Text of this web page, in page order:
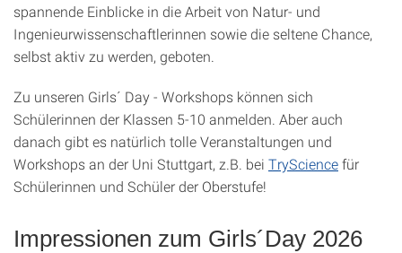
spannende Einblicke in die Arbeit von Natur- und
Ingenieurwissenschaftlerinnen sowie die seltene Chance,
selbst aktiv zu werden, geboten.
Zu unseren Girls´ Day - Workshops können sich
Schülerinnen der Klassen 5-10 anmelden. Aber auch
danach gibt es natürlich tolle Veranstaltungen und
Workshops an der Uni Stuttgart, z.B. bei TrySciencefür
Schülerinnen und Schüler der Oberstufe!
Impressionen zum Girls´Day 2026